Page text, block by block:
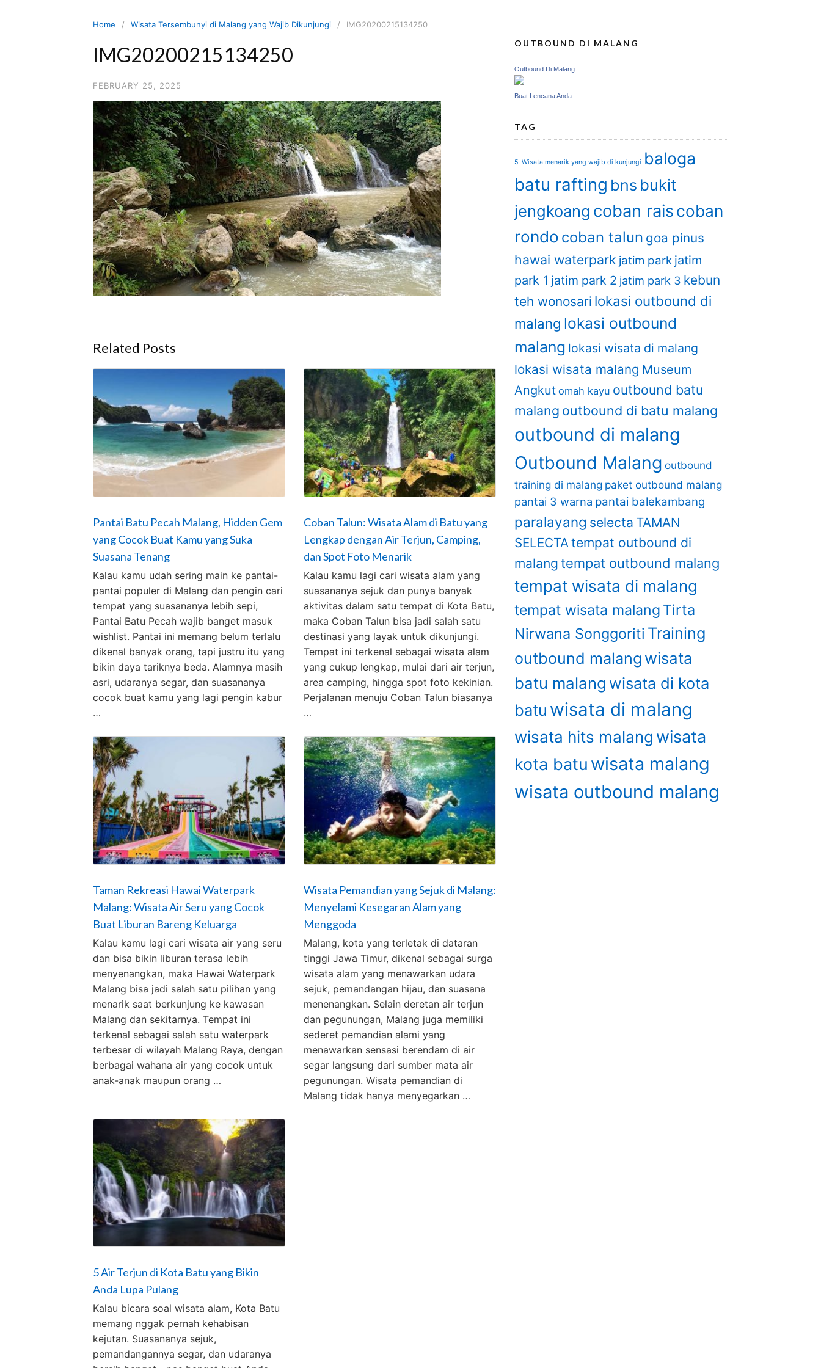
Home Wisata Tersembunyi di Malang yang Wajib Dikunjungi IMG20200215134250
IMG20200215134250
FEBRUARY 25, 2025
Related Posts
Pantai Batu Pecah Malang, Hidden Gem
yang Cocok Buat Kamu yang Suka
Suasana Tenang
Kalau kamu udah sering main ke pantai-
pantai populer di Malang dan pengin cari
tempat yang suasananya lebih sepi,
Pantai Batu Pecah wajib banget masuk
wishlist. Pantai ini memang belum terlalu
dikenal banyak orang, tapi justru itu yang
bikin daya tariknya beda. Alamnya masih
asri, udaranya segar, dan suasananya
cocok buat kamu yang lagi pengin kabur
…
Coban Talun: Wisata Alam di Batu yang
Lengkap dengan Air Terjun, Camping,
dan Spot Foto Menarik
Kalau kamu lagi cari wisata alam yang
suasananya sejuk dan punya banyak
aktivitas dalam satu tempat di Kota Batu,
maka Coban Talun bisa jadi salah satu
destinasi yang layak untuk dikunjungi.
Tempat ini terkenal sebagai wisata alam
yang cukup lengkap, mulai dari air terjun,
area camping, hingga spot foto kekinian.
Perjalanan menuju Coban Talun biasanya
…
Taman Rekreasi Hawai Waterpark
Malang: Wisata Air Seru yang Cocok
Buat Liburan Bareng Keluarga
Kalau kamu lagi cari wisata air yang seru
dan bisa bikin liburan terasa lebih
menyenangkan, maka Hawai Waterpark
Malang bisa jadi salah satu pilihan yang
menarik saat berkunjung ke kawasan
Malang dan sekitarnya. Tempat ini
terkenal sebagai salah satu waterpark
terbesar di wilayah Malang Raya, dengan
berbagai wahana air yang cocok untuk
anak-anak maupun orang …
Wisata Pemandian yang Sejuk di Malang:
Menyelami Kesegaran Alam yang
Menggoda
Malang, kota yang terletak di dataran
tinggi Jawa Timur, dikenal sebagai surga
wisata alam yang menawarkan udara
sejuk, pemandangan hijau, dan suasana
menenangkan. Selain deretan air terjun
dan pegunungan, Malang juga memiliki
sederet pemandian alami yang
menawarkan sensasi berendam di air
segar langsung dari sumber mata air
pegunungan. Wisata pemandian di
Malang tidak hanya menyegarkan …
5 Air Terjun di Kota Batu yang Bikin
Anda Lupa Pulang
Kalau bicara soal wisata alam, Kota Batu
memang nggak pernah kehabisan
kejutan. Suasananya sejuk,
pemandangannya segar, dan udaranya
OUTBOUND DI MALANG
Outbound Di Malang
Buat Lencana Anda
TAG
5 Wisata menarik yang wajib di kunjungi baloga
batu rafting bns bukit
jengkoang coban raiscoban
rondo coban talun goa pinus
hawai waterpark jatim park jatim
park 1 jatim park 2 jatim park 3 kebun
teh wonosari lokasi outbound di
malang lokasi outbound
malang lokasi wisata di malang
lokasi wisata malang Museum
Angkut omah kayu outbound batu
malang outbound di batu malang
outbound di malang
Outbound Malang outbound
training di malang paket outbound malang
pantai 3 warna pantai balekambang
paralayang selecta TAMAN
SELECTAtempat outbound di
malang tempat outbound malang
tempat wisata di malang
tempat wisata malang Tirta
Nirwana Songgoriti Training
outbound malang wisata
batu malang wisata di kota
batu wisata di malang
wisata hits malang wisata
kota batu wisata malang
wisata outbound malang